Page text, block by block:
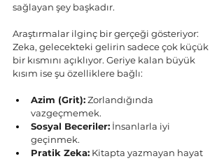
sağlayan şey başkadır.
Araştırmalar ilginç bir gerçeği gösteriyor:
Zeka, gelecekteki gelirin sadece çok küçük
bir kısmını açıklıyor. Geriye kalan büyük
kısım ise şu özelliklere bağlı:
Azim (Grit): Zorlandığında
vazgeçmemek.
Sosyal Beceriler: İnsanlarla iyi
geçinmek.
Pratik Zeka: Kitapta yazmayan hayat